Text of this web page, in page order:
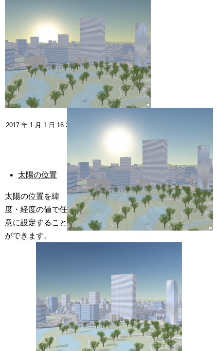
2017 年 1 月 1 日 16:30 に設定
太陽の位置
太陽の位置を緯
度・経度の値で任
意に設定すること
ができます。